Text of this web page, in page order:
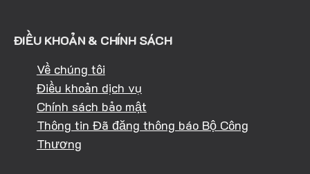
ĐIỀU KHOẢN & CHÍNH SÁCH
Về chúng tôi
Điều khoản dịch vụ
Chính sách bảo mật
Thông tin Đã đăng thông báo Bộ Công
Thương